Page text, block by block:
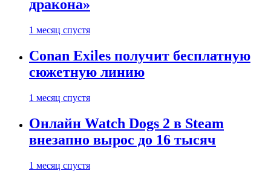
дракона»
1 месяц спустя
Conan Exiles получит бесплатную
сюжетную линию
1 месяц спустя
Онлайн Watch Dogs 2 в Steam
внезапно вырос до 16 тысяч
1 месяц спустя